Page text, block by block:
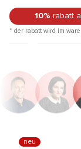
10% rabatt
* der rabatt wird im
neu